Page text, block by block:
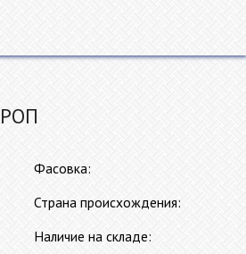
Сырье для пищевой
Сырье для косметической
Доставка
Фасовка:
Страна происхождения:
Наличие на складе: